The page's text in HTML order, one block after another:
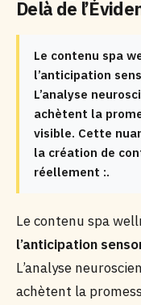
Delà de
Le contenu spa
l’anticipation
L’analyse
achètent la
visible. Cette
la création de
réellement :.
Le contenu spa
l’anticipation
L’analyse
achètent la